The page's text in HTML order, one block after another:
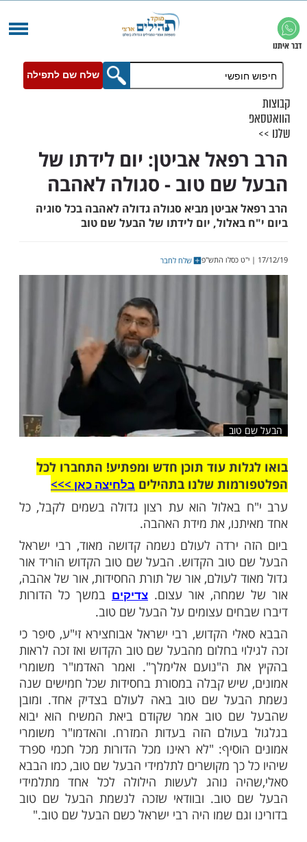
שלח שם לתפילה
אביטן: יום לידתו של
טוב - סגולה לאהבה
מביא סגולה גדולה לאהבה בכל סוגיה
יום לידתו של הבעל שם טוב
עוד תוכן חדש ומפתיע! התחברו לכל
שלנו בתהיליםבלחיצה כאן >>>​
הוא עת רצון גדולה בשמים לקבל, כל
את מידת האהבה.
ירדה לעולם נשמה קדושה מאוד, רבי ישראל
הקדוש. הבעל שם טוב הקדוש הוריד אור
לעולם, אור של תורת החסידות, אור של אהבה,
אור עצום.צדיקיםבמשך כל הדורות
עצומים על הבעל שם טוב.
הקדוש, רבי ישראל אבוחצירא זי"ע, סיפר כי
בחלום מהבעל שם טוב הקדוש ואז זכה לראות